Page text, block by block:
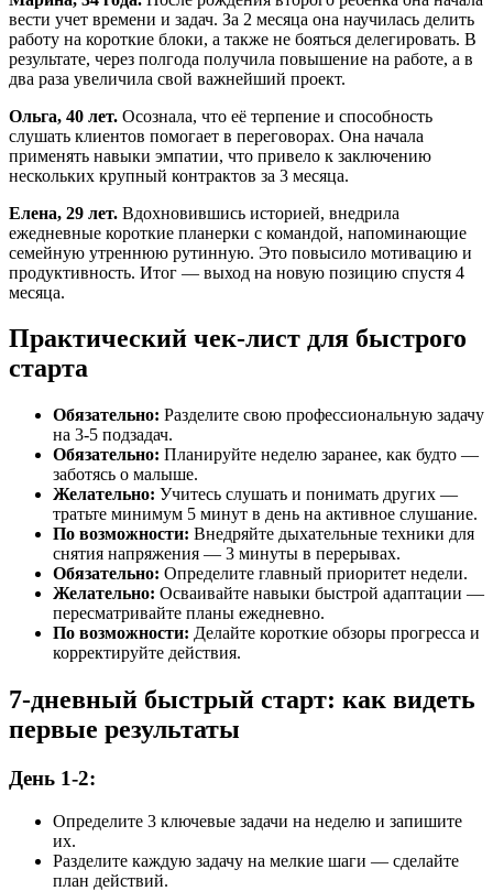
вести учет времени и задач. За 2 месяца она научилась делить
работу на короткие блоки, а также не бояться делегировать. В
результате, через полгода получила повышение на работе, а в
два раза увеличила свой важнейший проект.
Ольга, 40 лет. Осознала, что её терпение и способность
слушать клиентов помогает в переговорах. Она начала
применять навыки эмпатии, что привело к заключению
нескольких крупный контрактов за 3 месяца.
Елена, 29 лет. Вдохновившись историей, внедрила
ежедневные короткие планерки с командой, напоминающие
семейную утреннюю рутинную. Это повысило мотивацию и
продуктивность. Итог — выход на новую позицию спустя 4
месяца.
Практический чек-лист для быстрого
старта
Обязательно: Разделите свою профессиональную задачу
на 3-5 подзадач.
Обязательно: Планируйте неделю заранее, как будто —
заботясь о малыше.
Желательно: Учитесь слушать и понимать других —
тратьте минимум 5 минут в день на активное слушание.
По возможности: Внедряйте дыхательные техники для
снятия напряжения — 3 минуты в перерывах.
Обязательно: Определите главный приоритет недели.
Желательно: Осваивайте навыки быстрой адаптации —
пересматривайте планы ежедневно.
По возможности: Делайте короткие обзоры прогресса и
корректируйте действия.
7-дневный быстрый старт: как видеть
первые результаты
День 1-2:
Определите 3 ключевые задачи на неделю и запишите
их.
Разделите каждую задачу на мелкие шаги — сделайте
план действий.